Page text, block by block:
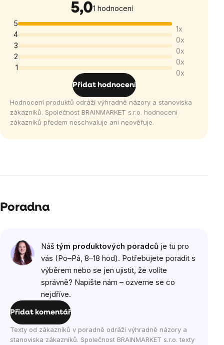
5,0Průměrné
hodnocení
produktu
je
5,0
z
5
1 hodnocení
5
1x
4
0x
3
0x
2
0x
1
0x
Přidat hodnocení
Hodnocení produktů odráží výhradně názory a stanoviska
zákazníků. Společnost BRAINMARKET s.r.o. hodnocení
zákazníků předem neschvaluje ani neověřuje.
Poradna
Náštým produktových poradců je tu pro
vás (Po–Pá, 8–18 hod). Potřebujete poradit s
výběrem nebo se jen ujistit, že volíte
správně? Napište nám – ozveme se co
nejdříve.
Přidat komentář
Texty od zákazníků v poradně odráží výhradně názory a
stanoviska zákazníků. Společnost BRAINMARKET s.r.o. texty